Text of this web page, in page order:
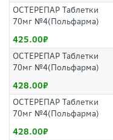
ОСТЕРЕПАР Таблетки
70мг №4(Польфарма)
425.00
ОСТЕРЕПАР Таблетки
70мг №4(Польфарма)
428.00
ОСТЕРЕПАР Таблетки
70мг №4(Польфарма)
428.00